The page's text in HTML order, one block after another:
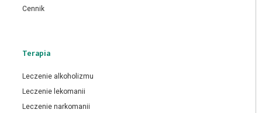
Cennik
Terapia
Leczenie alkoholizmu
Leczenie lekomanii
Leczenie narkomanii